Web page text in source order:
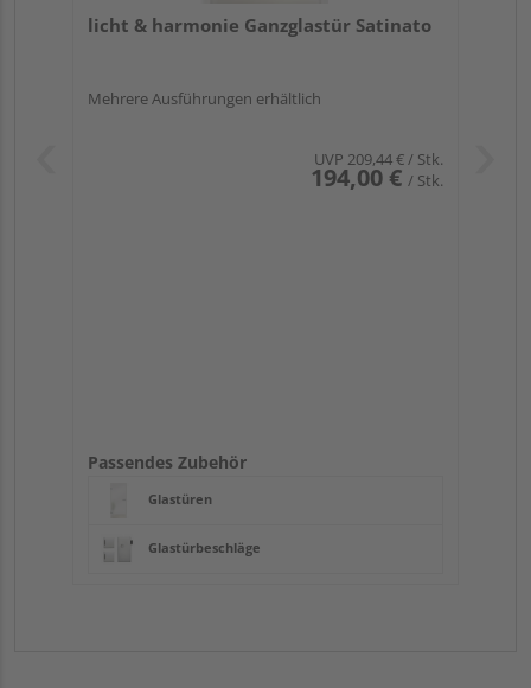
licht & harmonie Ganzglastür Satinato
Mehrere Ausführungen erhältlich
UVP 209,44 €/ Stk.
194,00 € / Stk.
Passendes Zubehör
Glastüren
Glastürbeschläge